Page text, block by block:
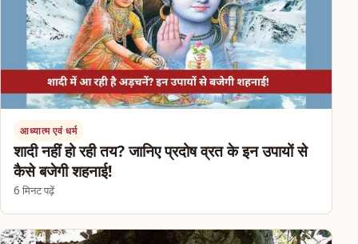
आध्यात्म एवं धर्म
शादी नहीं हो रही तय? जानिए प्रदोष व्रत के इन उपायों से
कैसे बजेगी शहनाई!
6 मिनट पढ़ें